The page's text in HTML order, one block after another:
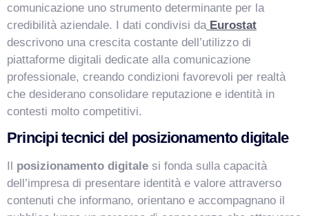
comunicazione uno strumento determinante per la
credibilità aziendale. I dati condivisi da Eurostat
descrivono una crescita costante dell’utilizzo di
piattaforme digitali dedicate alla comunicazione
professionale, creando condizioni favorevoli per realtà
che desiderano consolidare reputazione e identità in
contesti molto competitivi.
Principi tecnici del posizionamento digitale
posizionamento digitale si fonda sulla capacità
dell’impresa di presentare identità e valore attraverso
contenuti che informano, orientano e accompagnano il